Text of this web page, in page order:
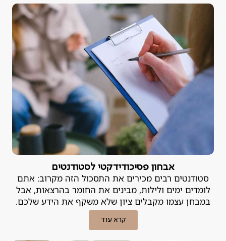
אובחנה.
אבחון פסיכודידקטי לסטודנטים
סטודנטים רבים מכירים את התסכול הזה מקרוב: אתם
לומדים ימים ולילות, מבינים את החומר בהרצאות, אבל
במבחן עצמו מקבלים ציון שלא משקף את הידע שלכם.
הפער הזה, בין האינטליגנציה וההשקעה לבין התוצאות
בשטח, הוא נורה אדומה. במקרים רבים, לא מדובר ב"חוסר
קרא עוד